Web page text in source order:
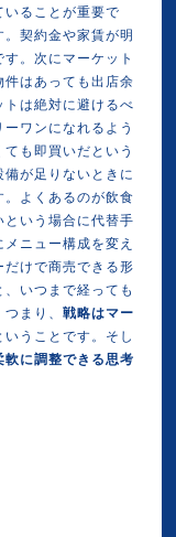
いることが重要で
契約金や家賃が明
。次にマーケット
はあっても出店余
は絶対に避けるべ
ワンになれるよう
も即買いだという
が足りないときに
よくあるのが飲食
いう場合に代替手
ニュー構成を変え
けで商売できる形
いつまで経っても
つまり、戦略はマー
いうことです。そし
に調整できる思考